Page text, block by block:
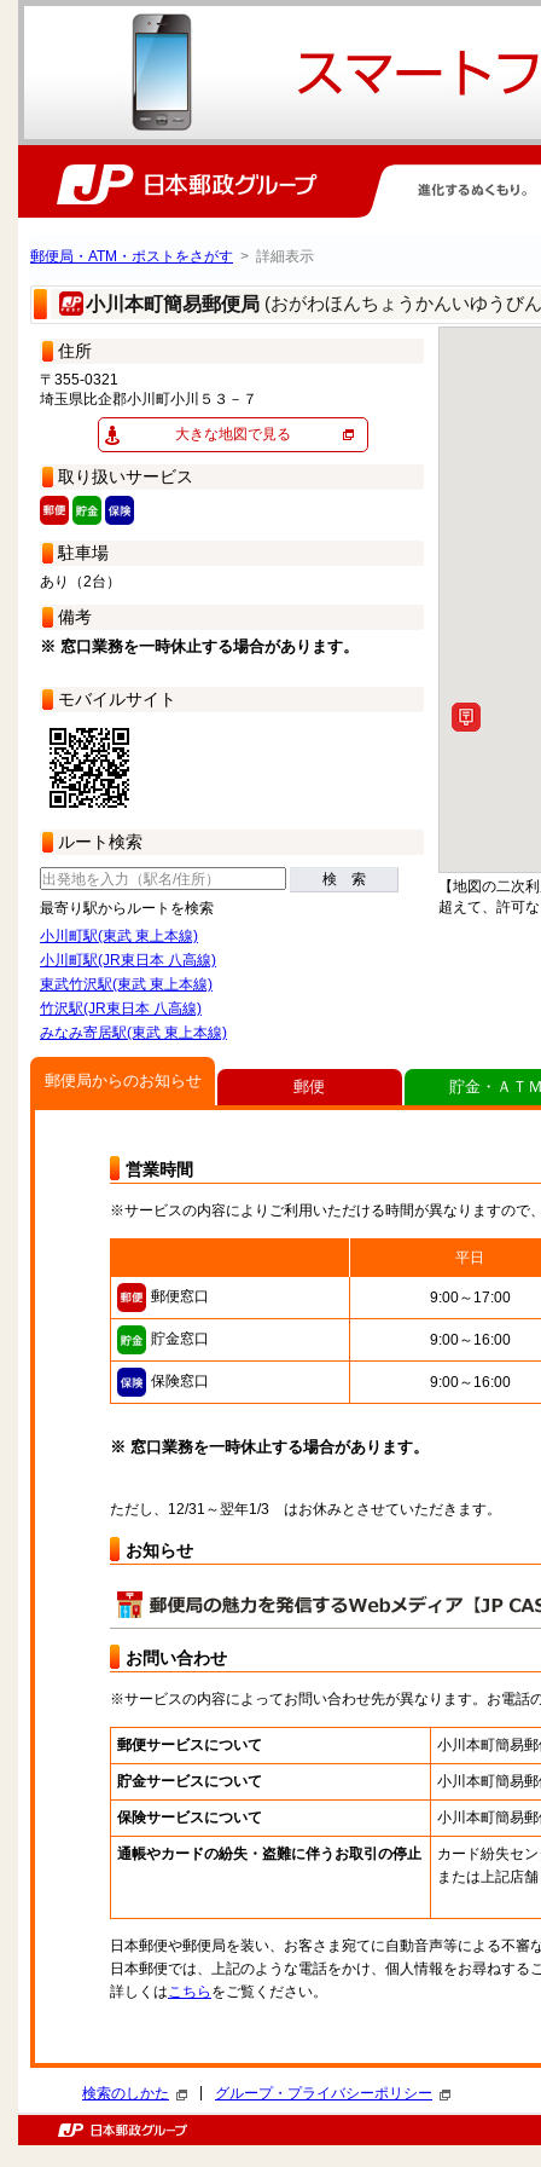
郵便局・ATM・ポストをさがす > 詳細表示
小川本町簡易郵便局 (おがわほんちょうかんいゆうび
住所
〒355-0321
埼玉県比企郡小川町小川５３－７
大きな地図で見る
取り扱いサービス
駐車場
あり（2台）
備考
※ 窓口業務を一時休止する場合があります。
モバイルサイト
ルート検索
検 索
最寄り駅からルートを検索
小川町駅(東武 東上本線)
小川町駅(JR東日本 八高線)
東武竹沢駅(東武 東上本線)
竹沢駅(JR東日本 八高線)
みなみ寄居駅(東武 東上本線)
【地図の二次
超えて、許可
郵便局からのお知らせ
営業時間
※サービスの内容によりご利用いただける時間が異なりますので
平日
郵便窓口 9:00～17:00
貯金窓口 9:00～16:00
保険窓口 9:00～16:00
※ 窓口業務を一時休止する場合があります。
ただし、12/31～翌年1/3 はお休みとさせていただきます。
お知らせ
お問い合わせ
※サービスの内容によってお問い合わせ先が異なります。お電話
郵便サービスについて 小川本町簡易
貯金サービスについて 小川本町簡易
保険サービスについて 小川本町簡易
通帳やカードの紛失・盗難に伴うお取引の停止
カード紛失セ
または上記店舗
日本郵便や郵便局を装い、お客さま宛てに自動音声等による不審
日本郵便では、上記のような電話をかけ、個人情報をお尋ねする
詳しくはこちら をご覧ください。
郵便 貯金・ＡＴ
検索のしかた グループ・プライバシーポリシー